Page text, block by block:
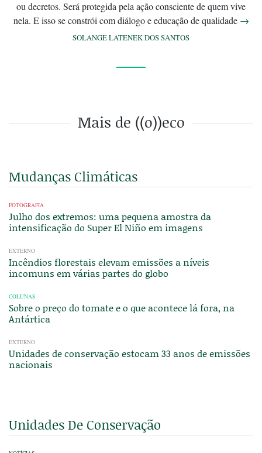
ou decretos. Será protegida pela ação consciente de quem vive
nela. E isso se constrói com diálogo e educação de qualidade →
SOLANGE LATENEK DOS SANTOS
Mais de ((o))eco
Mudanças Climáticas
FOTOGRAFIA
Julho dos extremos: uma pequena amostra da
intensificação do Super El Niño em imagens
EXTERNO
Incêndios florestais elevam emissões a níveis
incomuns em várias partes do globo
COLUNAS
Sobre o preço do tomate e o que acontece lá fora, na
Antártica
EXTERNO
Unidades de conservação estocam 33 anos de emissões
nacionais
Unidades De Conservação